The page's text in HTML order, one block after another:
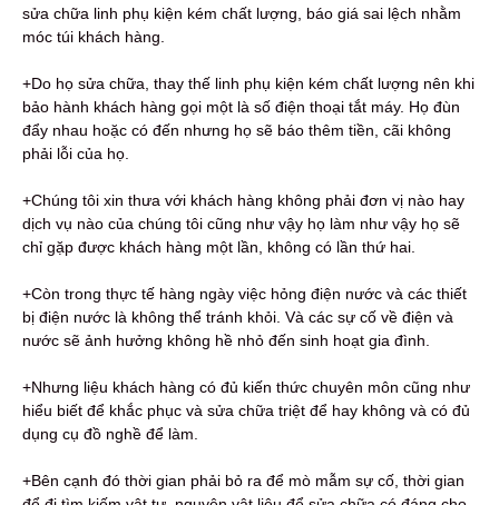
sửa chữa linh phụ kiện kém chất lượng, báo giá sai lệch nhằm
móc túi khách hàng.
+Do họ sửa chữa, thay thế linh phụ kiện kém chất lượng nên khi
bảo hành khách hàng gọi một là số điện thoại tắt máy. Họ đùn
đẩy nhau hoặc có đến nhưng họ sẽ báo thêm tiền, cãi không
phải lỗi của họ.
+Chúng tôi xin thưa với khách hàng không phải đơn vị nào hay
dịch vụ nào của chúng tôi cũng như vậy họ làm như vậy họ sẽ
chỉ gặp được khách hàng một lần, không có lần thứ hai.
+Còn trong thực tế hàng ngày việc hỏng điện nước và các thiết
bị điện nước là không thể tránh khỏi. Và các sự cố về điện và
nước sẽ ảnh hưởng không hề nhỏ đến sinh hoạt gia đình.
+Nhưng liệu khách hàng có đủ kiến thức chuyên môn cũng như
hiểu biết để khắc phục và sửa chữa triệt để hay không và có đủ
dụng cụ đồ nghề để làm.
+Bên cạnh đó thời gian phải bỏ ra để mò mẫm sự cố, thời gian